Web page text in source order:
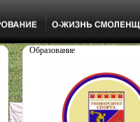
Образование